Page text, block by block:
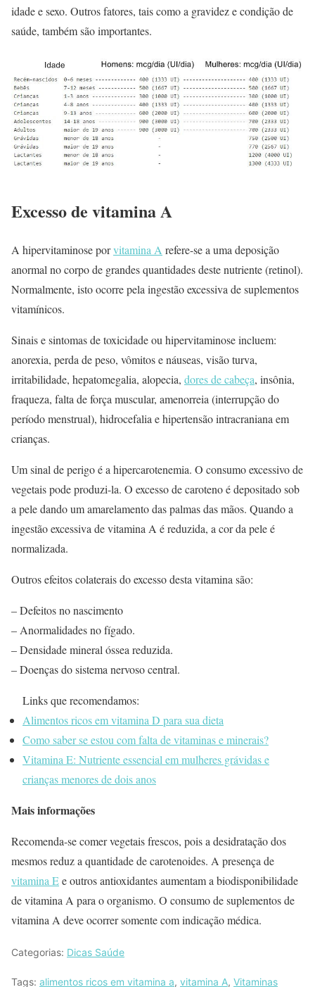
idade e sexo. Outros fatores, tais como a gravidez e condição de
saúde, também são importantes.
Excesso de vitamina A
A hipervitaminose porvitamina A refere-se a uma deposição
anormal no corpo de grandes quantidades deste nutriente (retinol).
Normalmente, isto ocorre pela ingestão excessiva de suplementos
vitamínicos.
Sinais e sintomas de toxicidade ou hipervitaminose incluem:
anorexia, perda de peso, vômitos e náuseas, visão turva,
irritabilidade, hepatomegalia, alopecia, dores de cabeça, insônia,
fraqueza, falta de força muscular, amenorreia (interrupção do
período menstrual), hidrocefalia e hipertensão intracraniana em
crianças.
Um sinal de perigo é a hipercarotenemia. O consumo excessivo de
vegetais pode produzi-la. O excesso de caroteno é depositado sob
a pele dando um amarelamento das palmas das mãos. Quando a
ingestão excessiva de vitamina A é reduzida, a cor da pele é
normalizada.
Outros efeitos colaterais do excesso desta vitamina são:
– Defeitos no nascimento
– Anormalidades no fígado.
– Densidade mineral óssea reduzida.
– Doenças do sistema nervoso central.
Links que recomendamos:
Alimentos ricos em vitamina D para sua dieta
Como saber se estou com falta de vitaminas e minerais?
Vitamina E: Nutriente essencial em mulheres grávidas e
crianças menores de dois anos
Mais informações
Recomenda-se comer vegetais frescos, pois a desidratação dos
mesmos reduz a quantidade de carotenoides. A presença de
vitamina Ee outros antioxidantes aumentam a biodisponibilidade
de vitamina A para o organismo. O consumo de suplementos de
vitamina A deve ocorrer somente com indicação médica.
Categorias: Dicas Saúde
Tags: alimentos ricos em vitamina a, vitamina A, Vitaminas